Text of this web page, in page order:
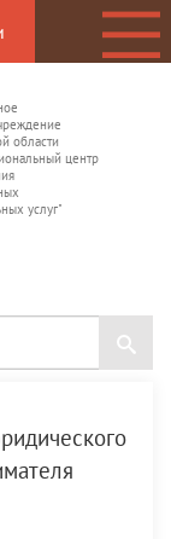
области
центр
услуг"